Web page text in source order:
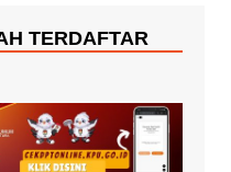
TERDAFTAR